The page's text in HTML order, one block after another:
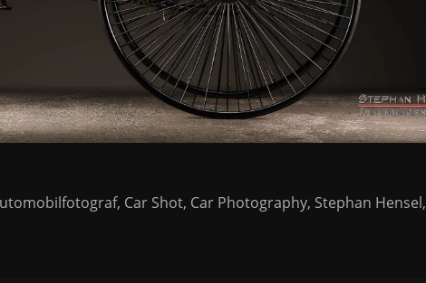
Car Shot, Car Photography, Stephan Hensel,